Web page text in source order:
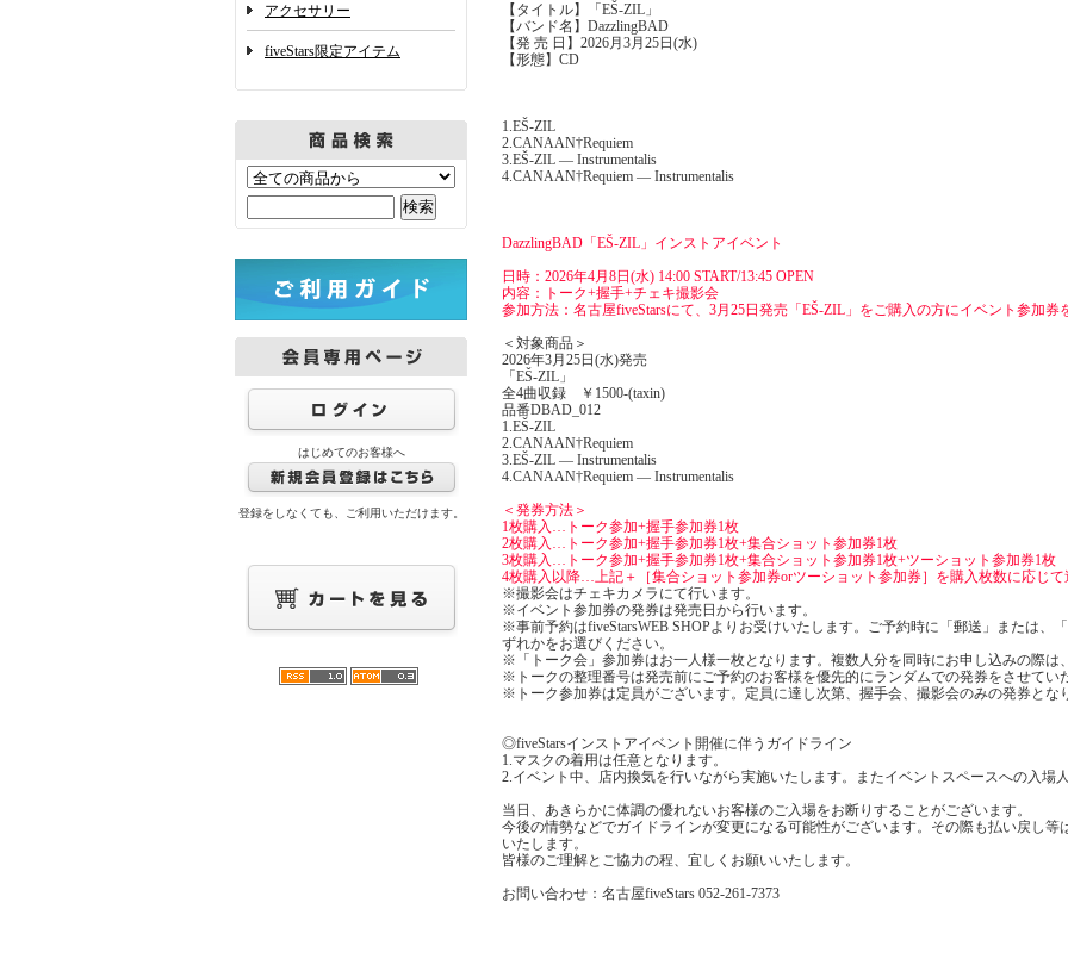
アクセサリー
fiveStars限定アイテム
はじめてのお客様へ
登録をしなくても、ご利用いただけます。
【タイトル】「EŠ-ZIL」
【バンド名】DazzlingBAD
【発 売 日】2026月3月25日(水)
【形態】CD
1.EŠ-ZIL
2.CANAAN†Requiem
3.EŠ-ZIL — Instrumentalis
4.CANAAN†Requiem — Instrumentalis
DazzlingBAD「EŠ-ZIL」インストアイベント
日時：2026年4月8日(水) 14:00 START/13:45 OPEN
内容：トーク+握手+チェキ撮影会
参加方法：名古屋fiveStarsにて、3月25日発売「EŠ-ZIL」をご購入の方にイベント参加券
＜対象商品＞
2026年3月25日(水)発売
「EŠ-ZIL」
全4曲収録 ￥1500-(taxin)
品番DBAD_012
1.EŠ-ZIL
2.CANAAN†Requiem
3.EŠ-ZIL — Instrumentalis
4.CANAAN†Requiem — Instrumentalis
＜発券方法＞
1枚購入…トーク参加+握手参加券1枚
2枚購入…トーク参加+握手参加券1枚+集合ショット参加券1枚
3枚購入…トーク参加+握手参加券1枚+集合ショット参加券1枚+ツーショット参加券1枚
4枚購入以降…上記＋［集合ショット参加券orツーショット参加券］を購入枚数に応じて
※撮影会はチェキカメラにて行います。
※イベント参加券の発券は発売日から行います。
※事前予約はfiveStarsWEB SHOPよりお受けいたします。ご予約時に「郵送」または、
ずれかをお選びください。
※「トーク会」参加券はお一人様一枚となります。複数人分を同時にお申し込みの際は
※トークの整理番号は発売前にご予約のお客様を優先的にランダムでの発券をさせてい
※トーク参加券は定員がございます。定員に達し次第、握手会、撮影会のみの発券とな
◎fiveStarsインストアイベント開催に伴うガイドライン
1.マスクの着用は任意となります。
2.イベント中、店内換気を行いながら実施いたします。またイベントスペースへの入場
当日、あきらかに体調の優れないお客様のご入場をお断りすることがございます。
今後の情勢などでガイドラインが変更になる可能性がございます。その際も払い戻し
いたします。
皆様のご理解とご協力の程、宜しくお願いいたします。
お問い合わせ：名古屋fiveStars 052-261-7373